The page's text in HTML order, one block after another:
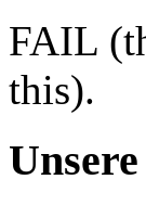
FAIL
this).